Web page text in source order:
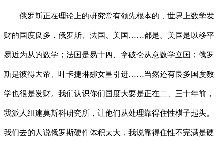
俄罗斯正在理论上的研究常有领先根本的，世界上数学发
财的国度良多，俄罗斯、法国、美国……都是。美国是以移平
易近为从的数学；法国是易十四、拿破仑从意数学立国；俄罗
斯是彼得大帝、叶卡捷琳娜女皇引进……当然还有良多国度数
学也很是发财。我们认识你们国度大要是正在二、三十年前，
我派人组建莫斯科研究所，让他们从处理靠得住性模子起头。
我们去的人说俄罗斯硬件体积太大，我说靠得住性不完满是硬